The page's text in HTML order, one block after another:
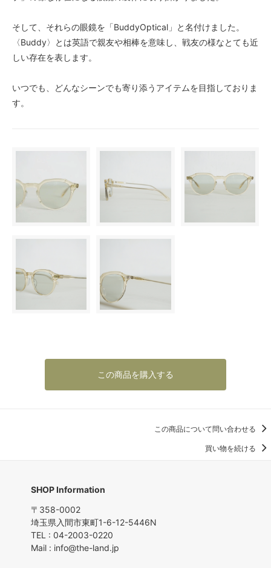
そして、それらの眼鏡を「BuddyOptical」と名付けました。
〈Buddy〉とは英語で親友や相棒を意味し、戦友の様なとても近
しい存在を表します。
いつでも、どんなシーンでも寄り添うアイテムを目指しておりま
す。
この商品を購入する
この商品について問い合わせる
買い物を続ける
SHOP Information
〒358-0002
埼玉県入間市東町1-6-12-5446N
TEL : 04-2003-0220
Mail : info@the-land.jp